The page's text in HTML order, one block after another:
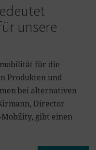
unsere
für die
Produkten und
bei alternativen
Director
Mobility, gibt einen